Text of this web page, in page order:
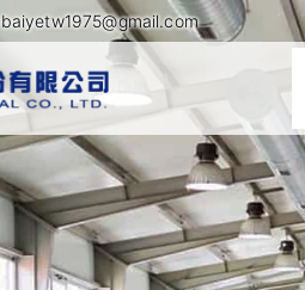
baiyetw1975@gmail.com